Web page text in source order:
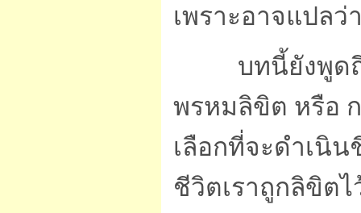
เพราะอาจแปลว่
บทนี้ยังพูด
พรหมลิขิต หรือ
เลือกที่จะดำเนิ
ชีวิตเราถูกลิขิตไ